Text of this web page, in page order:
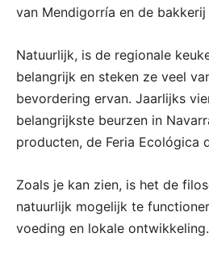
van Mendigorría en de bakkerij
Natuurlijk, is de regionale
belangrijk en steken ze veel
bevordering ervan. Jaarlijks
belangrijkste beurzen in
producten, de Feria Ecológica
Zoals je kan zien, is het de
natuurlijk mogelijk te
voeding en lokale ontwikkeling.